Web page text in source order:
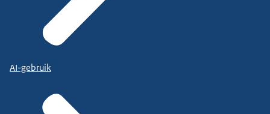
AI-gebruik